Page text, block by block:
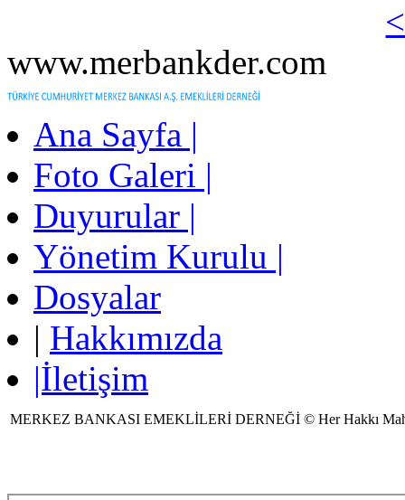
www.merbankder.com
Ana Sayfa |
Foto Galeri |
Duyurular |
Yönetim Kurulu |
Dosyalar
| Hakkımızda
|İletişim
MERKEZ BANKASI EMEKLİLERİ DERNEĞİ © Her Hakkı